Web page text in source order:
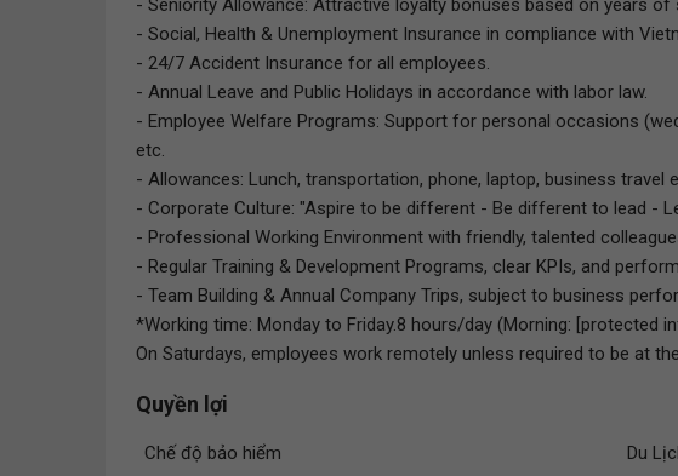
- Seniority Allowance: Attractive loyalty bonuses based on years of
- Social, Health & Unemployment Insurance in compliance with
- 24/7 Accident Insurance for all employees.
- Annual Leave and Public Holidays in accordance with labor law.
- Employee Welfare Programs: Support for personal occasions
etc.
- Allowances: Lunch, transportation, phone, laptop, business travel
- Corporate Culture: "Aspire to be different - Be different to lead -
- Professional Working Environment with friendly, talented
- Regular Training & Development Programs, clear KPIs, and
- Team Building & Annual Company Trips, subject to business
*Working time: Monday to Friday.8 hours/day (Morning: [protected
On Saturdays, employees work remotely unless required to be at
Quyền lợi
Chế độ bảo hiểm
Du